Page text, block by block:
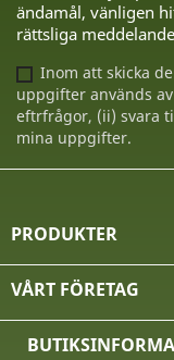
ändamål, vänligen
rättsliga
Inom att skicka
uppgifter används
eftrfrågor, (ii) svara
mina uppgifter.
PRODUKTER
VÅRT FÖRETAG